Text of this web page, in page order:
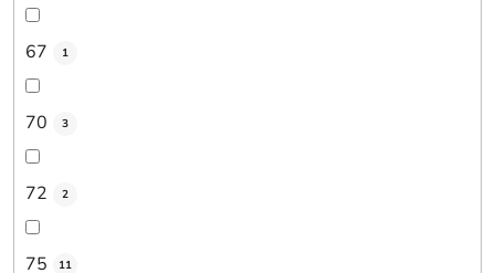
67 1
70 3
72 2
75 11